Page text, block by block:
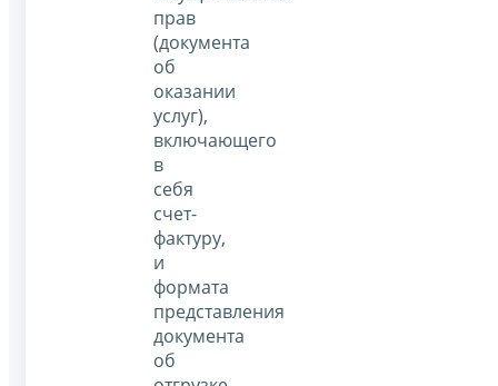
прав
(документа
об
оказании
услуг),
включающего
в
себя
счет-
фактуру,
и
формата
представления
документа
об